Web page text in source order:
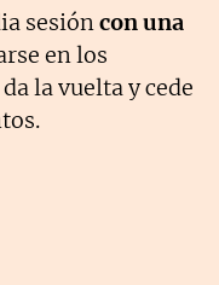
sesióncon una
en los
la vuelta y cede